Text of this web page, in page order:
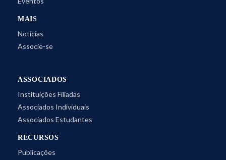
MAIS
Notícias
Associe-se
ASSOCIADOS
Instituições Filiadas
Associados Individuais
Associados Estudantes
RECURSOS
Publicações